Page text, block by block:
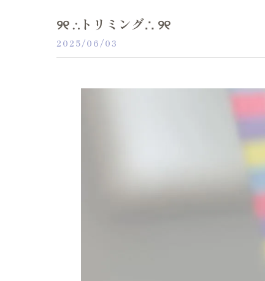
୨୧ ∴トリミング∴ ୨୧
2025/06/03